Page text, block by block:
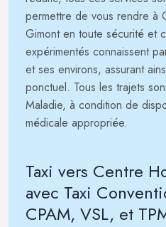
permettre de vous rendre à
Gimont en toute sécurité et
expérimentés connaissent
et ses environs, assurant
ponctuel. Tous les trajets
Maladie, à condition de
médicale appropriée.
Taxi vers Centre
avec Taxi
CPAM, VSL, et